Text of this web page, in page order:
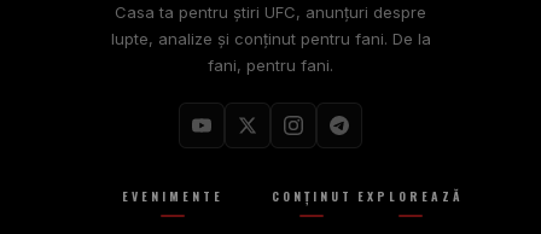
Casa ta pentru știri UFC, anunțuri despre
lupte, analize și conținut pentru fani. De la
fani, pentru fani.
EVENIMENTE CONŢINUT EXPLOREAZĂ